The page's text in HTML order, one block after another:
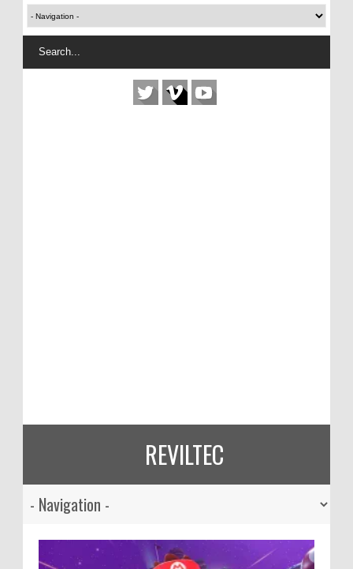
REVILTEC